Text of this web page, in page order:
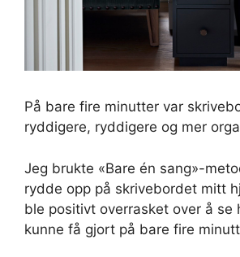
På bare fire minutter var
ryddigere, ryddigere og mer
Jeg brukte «Bare én sang»-
rydde opp på skrivebordet mitt
ble positivt overrasket over å se
kunne få gjort på bare fire